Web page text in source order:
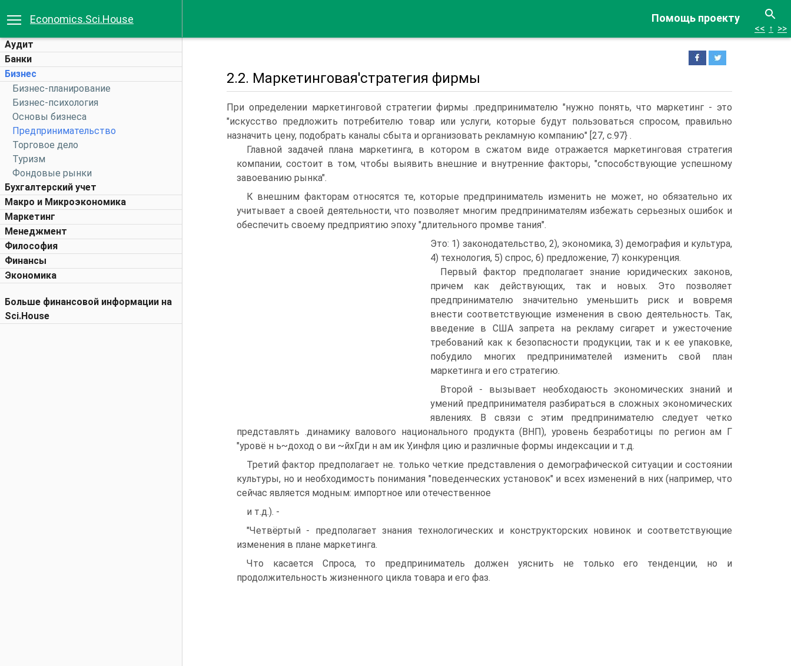
Помощь проекту
Economics.Sci.House
Аудит
Банки
Бизнес
Бизнес-планирование
Бизнес-психология
Основы бизнеса
Предпринимательство
Торговое дело
Туризм
Фондовые рынки
Бухгалтерский учет
Макро и Микроэкономика
Маркетинг
Менеджмент
Философия
Финансы
Экономика
Больше финансовой информации на
Sci.House
<< ↑ >>
2.2. Маркетинговая'стратегия фирмы
При определении маркетинговой стратегии фирмы .предпринимателю "нужно понять, что маркетинг - это
"искусство предложить потребителю товар или услуги, которые будут пользоваться спросом, правильно
назначить цену, подобрать каналы сбыта и организовать рекламную компанию" [27, с.97} .
Главной задачей плана маркетинга, в котором в сжатом виде отражается маркетинговая стратегия
компании, состоит в том, чтобы выявить внешние и внутренние факторы, "способствующие успешному
завоеванию рынка".
К внешним факторам относятся те, которые предприниматель изменить не может, но обязательно их
учитывает а своей деятельности, что позволяет многим предпринимателям избежать серьезных ошибок и
обеспечить своему предприятию эпоху "длительного промве тания".
Это: 1) законодательство, 2), экономика, 3) демография и культура,
4) технология, 5) спрос, 6) предложение, 7) конкуренция.
Первый фактор предполагает знание юридических законов,
причем как действующих, так и новых. Это позволяет
предпринимателю значительно уменьшить риск и вовремя
внести соответствующие изменения в свою деятельность. Так,
введение в США запрета на рекламу сигарет и ужесточение
требований как к безопасности продукции, так и к ее упаковке,
побудило многих предпринимателей изменить свой план
маркетинга и его стратегию.
Второй - вызывает необходаюсть экономических знаний и
умений предпринимателя разбираться в сложных экономических
явлениях. В связи с этим предпринимателю следует четко
представлять .динамику валового национального продукта (ВНП), уровень безработицы по регион ам Г
"уровё н ь~доход о ви ~йхГди н ам ик У,инфля цию и различные формы индексации и т.д.
Третий фактор предполагает не. только четкие представления о демографической ситуации и состоянии
культуры, но и необходимость понимания "поведенческих установок" и всех изменений в них (например, что
сейчас является модным: импортное или отечественное
и т.д.). -
"Четвёртый - предполагает знания технологических и конструкторских новинок и соответствующие
изменения в плане маркетинга.
Что касается Спроса, то предприниматель должен уяснить не только его тенденции, но и
продолжительность жизненного цикла товара и его фаз.